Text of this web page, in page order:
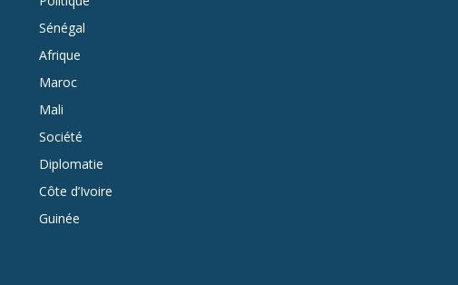
Sénégal
Afrique
Maroc
Mali
Société
Diplomatie
Côte d’Ivoire
Guinée